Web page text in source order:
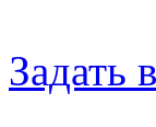
Задать